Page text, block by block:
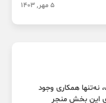
5 مهر, 1403
همکاری وجود
این بخش منجر